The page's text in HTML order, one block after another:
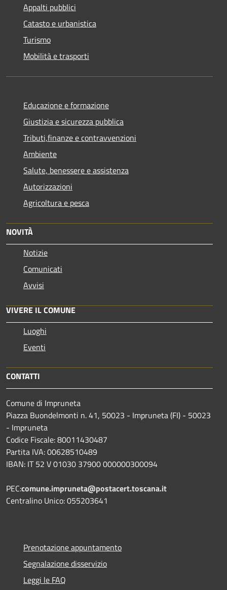
Appalti pubblici
Catasto e urbanistica
Turismo
Mobilità e trasporti
Educazione e formazione
Giustizia e sicurezza pubblica
Tributi,finanze e contravvenzioni
Ambiente
Salute, benessere e assistenza
Autorizzazioni
Agricoltura e pesca
NOVITÀ
Notizie
Comunicati
Avvisi
VIVERE IL COMUNE
Luoghi
Eventi
CONTATTI
Comune di Impruneta
Piazza Buondelmonti n. 41, 50023 - Impruneta (FI) - 50023
- Impruneta
Codice Fiscale: 80011430487
Partita IVA: 00628510489
IBAN: IT 52 V 01030 37900 000000300094
PEC:comune.impruneta@postacert.toscana.it
Centralino Unico: 055203641
Prenotazione appuntamento
Segnalazione disservizio
Leggi le FAQ